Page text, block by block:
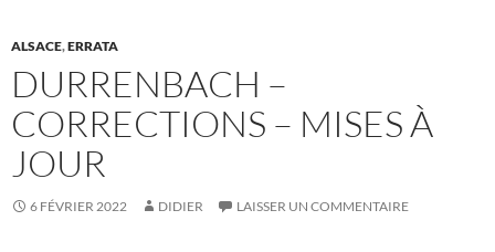
ALSACE,ERRATA
DURRENBACH –
CORRECTIONS – MISES À
JOUR
6 FÉVRIER 2022 DIDIER LAISSER UN COMMENTAIRE